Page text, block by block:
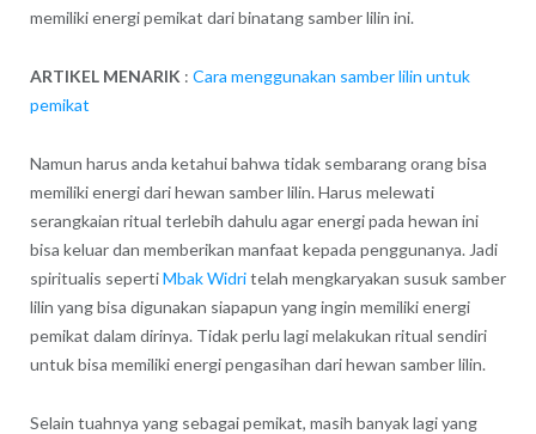
memiliki energi pemikat dari binatang samber lilin ini.
ARTIKEL MENARIK : Cara menggunakan samber lilin untuk
pemikat
Namun harus anda ketahui bahwa tidak sembarang orang bisa
memiliki energi dari hewan samber lilin. Harus melewati
serangkaian ritual terlebih dahulu agar energi pada hewan ini
bisa keluar dan memberikan manfaat kepada penggunanya. Jadi
spiritualis sepertiMbak Widritelah mengkaryakan susuk samber
lilin yang bisa digunakan siapapun yang ingin memiliki energi
pemikat dalam dirinya. Tidak perlu lagi melakukan ritual sendiri
untuk bisa memiliki energi pengasihan dari hewan samber lilin.
Selain tuahnya yang sebagai pemikat, masih banyak lagi yang